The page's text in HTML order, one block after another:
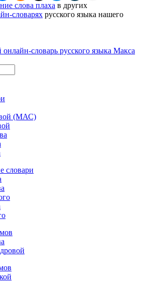
слова плаха в других
словарях русского языка нашего
словарь русского языка Макса
(МАС)
словари